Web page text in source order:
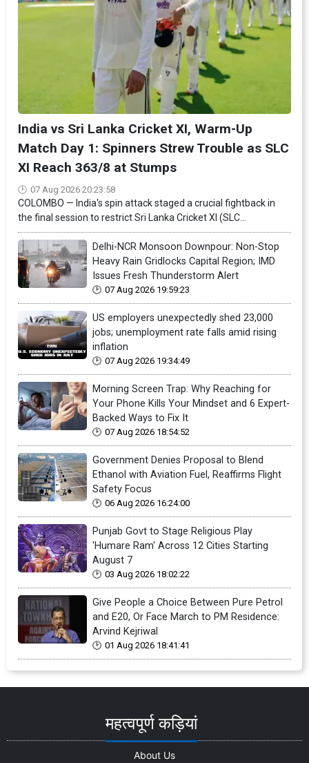
India vs Sri Lanka Cricket XI, Warm-Up
Match Day 1: Spinners Strew Trouble as SLC
XI Reach 363/8 at Stumps
07 Aug 2026 20:23:58
COLOMBO — India's spin attack staged a crucial fightback in
the final session to restrict Sri Lanka Cricket XI (SLC...
Delhi-NCR Monsoon Downpour: Non-Stop
Heavy Rain Gridlocks Capital Region; IMD
Issues Fresh Thunderstorm Alert
07 Aug 2026 19:59:23
US employers unexpectedly shed 23,000
jobs; unemployment rate falls amid rising
inflation
07 Aug 2026 19:34:49
Morning Screen Trap: Why Reaching for
Your Phone Kills Your Mindset and 6 Expert-
Backed Ways to Fix It
07 Aug 2026 18:54:52
Government Denies Proposal to Blend
Ethanol with Aviation Fuel, Reaffirms Flight
Safety Focus
06 Aug 2026 16:24:00
Punjab Govt to Stage Religious Play
'Humare Ram' Across 12 Cities Starting
August 7
03 Aug 2026 18:02:22
Give People a Choice Between Pure Petrol
and E20, Or Face March to PM Residence:
Arvind Kejriwal
01 Aug 2026 18:41:41
महत्वपूर्ण कड़ियां
About Us